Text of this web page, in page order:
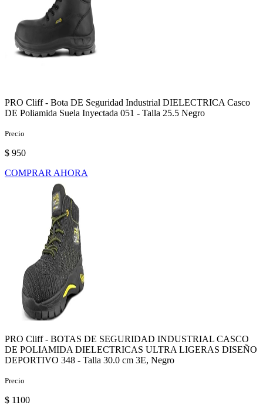
PRO Cliff - Bota DE Seguridad Industrial DIELECTRICA Casco
DE Poliamida Suela Inyectada 051 - Talla 25.5 Negro
Precio
$ 950
COMPRAR AHORA
PRO Cliff - BOTAS DE SEGURIDAD INDUSTRIAL CASCO
DE POLIAMIDA DIELECTRICAS ULTRA LIGERAS DISEÑO
DEPORTIVO 348 - Talla 30.0 cm 3E, Negro
Precio
$ 1100